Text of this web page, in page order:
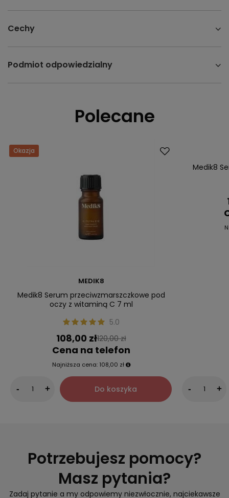
Cechy
Podmiot odpowiedzialny
Polecane
Okazja
MEDIK8
Medik8 Serum przeciwzmarszczkowe pod
oczy z witaminą C 7 ml
5.0
108,00 zł120,00 zł
Cena na telefon
Najniższa cena: 108,00 zł
- + Do koszyka
Okazja
Medik8
- +
Potrzebujesz pomocy?
Masz pytania?
Zadaj pytanie a my odpowiemy niezwłocznie, najciekawsze